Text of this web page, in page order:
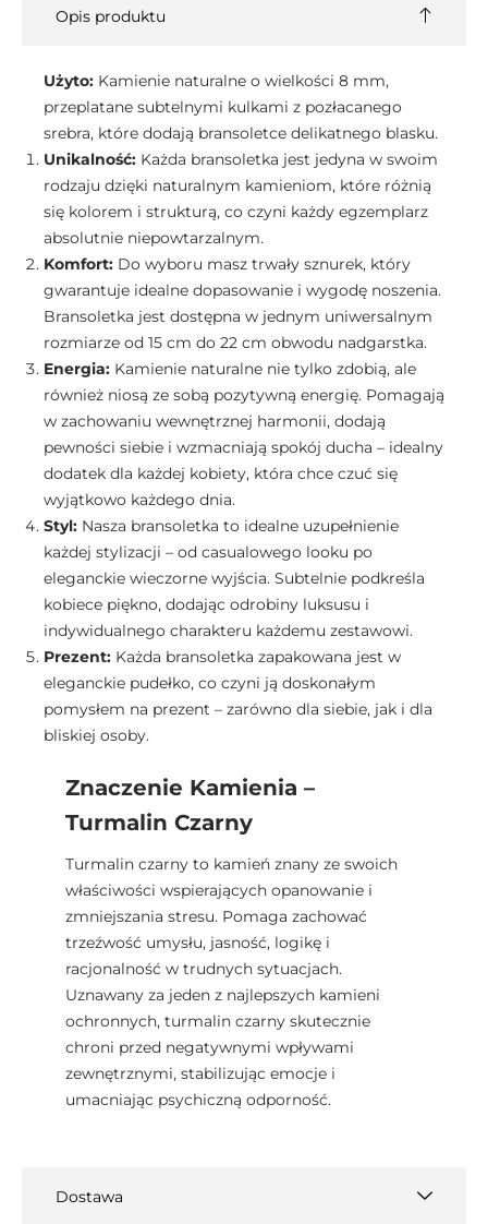
Opis produktu
Użyto: Kamienie naturalne o wielkości 8 mm,
przeplatane subtelnymi kulkami z pozłacanego
srebra, które dodają bransoletce delikatnego blasku.
Unikalność: Każda bransoletka jest jedyna w swoim
rodzaju dzięki naturalnym kamieniom, które różnią
się kolorem i strukturą, co czyni każdy egzemplarz
absolutnie niepowtarzalnym.
Komfort: Do wyboru masz trwały sznurek, który
gwarantuje idealne dopasowanie i wygodę noszenia.
Bransoletka jest dostępna w jednym uniwersalnym
rozmiarze od 15 cm do 22 cm obwodu nadgarstka.
Energia: Kamienie naturalne nie tylko zdobią, ale
również niosą ze sobą pozytywną energię. Pomagają
w zachowaniu wewnętrznej harmonii, dodają
pewności siebie i wzmacniają spokój ducha – idealny
dodatek dla każdej kobiety, która chce czuć się
wyjątkowo każdego dnia.
Styl: Nasza bransoletka to idealne uzupełnienie
każdej stylizacji – od casualowego looku po
eleganckie wieczorne wyjścia. Subtelnie podkreśla
kobiece piękno, dodając odrobiny luksusu i
indywidualnego charakteru każdemu zestawowi.
Prezent: Każda bransoletka zapakowana jest w
eleganckie pudełko, co czyni ją doskonałym
pomysłem na prezent – zarówno dla siebie, jak i dla
bliskiej osoby.
Znaczenie Kamienia –
Turmalin Czarny
Turmalin czarny to kamień znany ze swoich
właściwości wspierających opanowanie i
zmniejszania stresu. Pomaga zachować
trzeźwość umysłu, jasność, logikę i
racjonalność w trudnych sytuacjach.
Uznawany za jeden z najlepszych kamieni
ochronnych, turmalin czarny skutecznie
chroni przed negatywnymi wpływami
zewnętrznymi, stabilizując emocje i
umacniając psychiczną odporność.
Dostawa